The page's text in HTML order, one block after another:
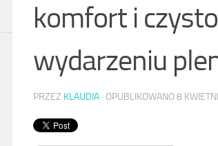
komfort i
wydarzeniu
PRZEZ KLAUDIA · OPUBLIKOWANO8